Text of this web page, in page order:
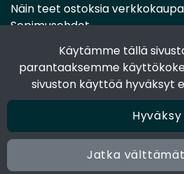
Käytämme tällä
parantaaksemme
sivuston käyttöä hyväksyt
Hyväksy
Jatka
Näin teet ostoksia
Sopimusehdot
Toimitustavat
Maksutavat
Tietosuojaseloste
Seuraa sosiaalisessa
Facebook